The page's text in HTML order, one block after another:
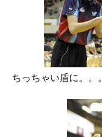
ちっちゃい盾に。。。